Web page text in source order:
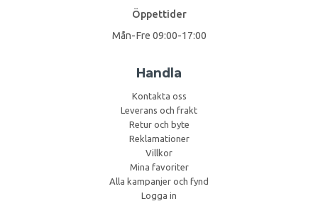
Öppettider
Mån-Fre 09:00-17:00
Handla
Kontakta oss
Leverans och frakt
Retur och byte
Reklamationer
Villkor
Mina favoriter
Alla kampanjer och fynd
Logga in